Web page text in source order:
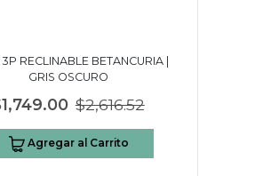
RECLINABLE BETANCURIA |
GRIS OSCURO
$2,616.52
Agregar al Carrito